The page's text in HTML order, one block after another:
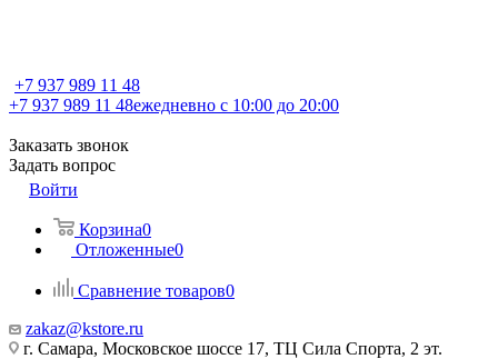
+7 937 989 11 48
+7 937 989 11 48ежедневно с 10:00 до 20:00
Заказать звонок
Задать вопрос
Войти
Корзина0
Отложенные0
Сравнение товаров0
zakaz@kstore.ru
г. Самара, Московское шоссе 17, ТЦ Сила Спорта, 2 эт.